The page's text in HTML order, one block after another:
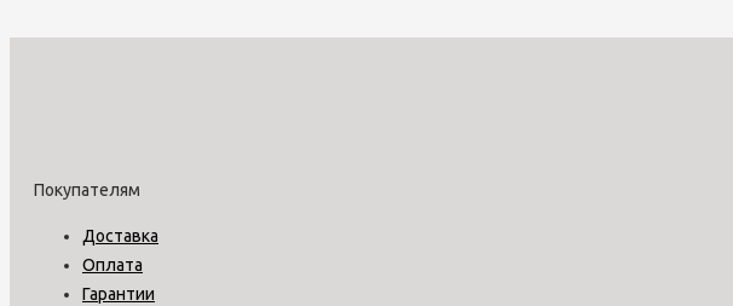
Покупателям
Доставка
Оплата
Гарантии